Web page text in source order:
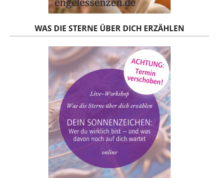
WAS DIE STERNE ÜBER DICH ERZÄHLEN